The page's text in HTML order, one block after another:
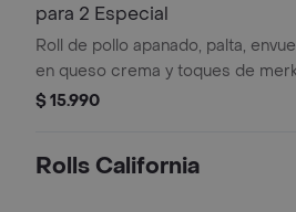
para 2 Especial
Roll de pollo apanado, palta,
en queso crema y toques de
+ roll de camarón apanado, queso
salsa tártara de la casa + 2 bebida
$ 15.990
Rolls California